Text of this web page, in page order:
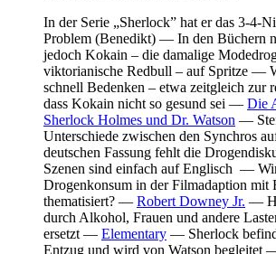
In der Serie „Sherlock” hat er das 3-4-
Problem (Benedikt) — In den Büchern
jedoch Kokain – die damalige
viktorianische Redbull – auf Spritze —
schnell Bedenken – etwa zeitgleich zur
dass Kokain nicht so gesund sei — Die
Sherlock Holmes und Dr. Watson —
Unterschiede zwischen den Synchros
deutschen Fassung fehlt die
Szenen sind einfach auf Englisch —
Drogenkonsum in der Filmadaption mit
thematisiert? — Robert Downey Jr. —
durch Alkohol, Frauen und andere
ersetzt — Elementary — Sherlock
Entzug und wird von Watson begleitet